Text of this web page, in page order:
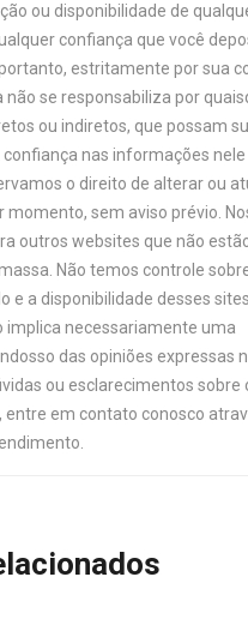
ou disponibilidade de
confiança que você
estritamente por sua
não se responsabiliza por
ou indiretos, que possam
nas informações nele
o direito de alterar ou
momento, sem aviso prévio.
outros websites que não
Não temos controle
e a disponibilidade desses
implica necessariamente uma
das opiniões expressas
ou esclarecimentos sobre
entre em contato conosco